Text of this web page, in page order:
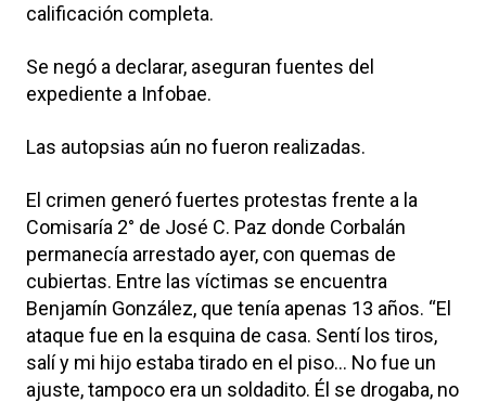
calificación completa.
Se negó a declarar, aseguran fuentes del
expediente a Infobae.
Las autopsias aún no fueron realizadas.
El crimen generó fuertes protestas frente a la
Comisaría 2° de José C. Paz donde Corbalán
permanecía arrestado ayer, con quemas de
cubiertas. Entre las víctimas se encuentra
Benjamín González, que tenía apenas 13 años. “El
ataque fue en la esquina de casa. Sentí los tiros,
salí y mi hijo estaba tirado en el piso… No fue un
ajuste, tampoco era un soldadito. Él se drogaba, no